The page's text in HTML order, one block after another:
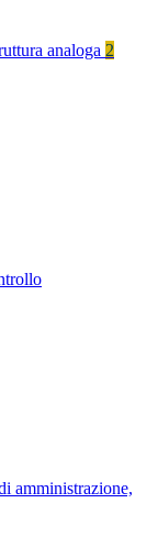
analoga 2
amministrazione,